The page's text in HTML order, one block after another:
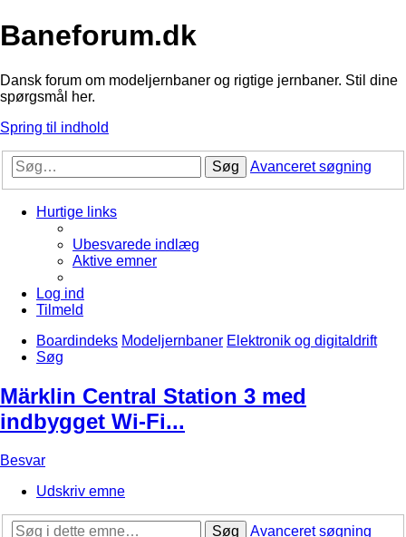
Baneforum.dk
Dansk forum om modeljernbaner og rigtige jernbaner. Stil dine
spørgsmål her.
Spring til indhold
Søg Avanceret søgning
Hurtige links
Ubesvarede indlæg
Aktive emner
Log ind
Tilmeld
Boardindeks Modeljernbaner Elektronik og digitaldrift
Søg
Märklin Central Station 3 med
indbygget Wi-Fi...
Besvar
Udskriv emne
Søg
Avanceret søgning